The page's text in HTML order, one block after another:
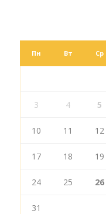
Пн Вт Ср
3 4 5
10 11 12
17 18 19
24 25 26
31